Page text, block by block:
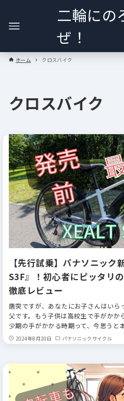
二輪にの
ぜ！
ホーム クロスバイク
クロスバイク
【先行試乗】パナソニック
S3F』！初心者にピッタリ
徹底レビュー
唐突ですが、あなたにお子さんはいら
父です。もう子供は高校生で手がかか
少期の手がかかる時期って、今思うと
2024年8月20日 パナソニックサイクル